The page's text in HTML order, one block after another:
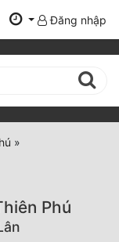
Đăng nhập
»
Phú